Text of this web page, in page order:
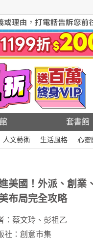
套書館
人文藝術 生活風格 心靈
美國！外派、創業
布局完全攻略
： 蔡文玲 、 彭祖乙
社： 創意市集